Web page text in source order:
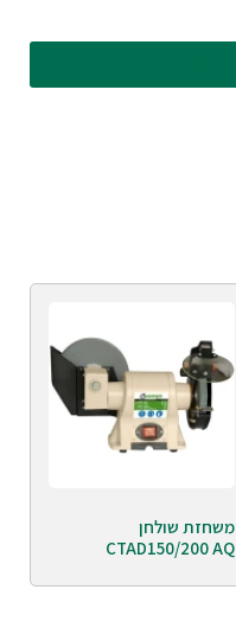
משחזת שולחן
CTAD150/200 AQ